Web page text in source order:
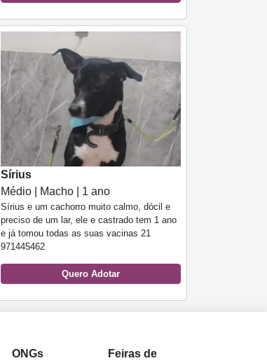
Sírius
Médio | Macho | 1 ano
Sírius e um cachorro muito calmo, dócil e
preciso de um lar, ele e castrado tem 1 ano
e já tomou todas as suas vacinas 21
971445462
Quero Adotar
ONGs Feiras de